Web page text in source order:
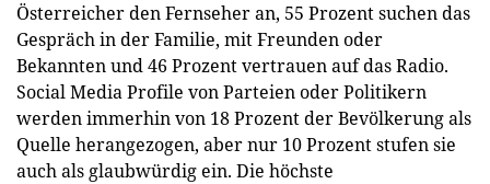
Österreicher den Fernseher an, 55 Prozent suchen das
Gespräch in der Familie, mit Freunden oder
Bekannten und 46 Prozent vertrauen auf das Radio.
Social Media Profile von Parteien oder Politikern
werden immerhin von 18 Prozent der Bevölkerung als
Quelle herangezogen, aber nur 10 Prozent stufen sie
auch als glaubwürdig ein. Die höchste